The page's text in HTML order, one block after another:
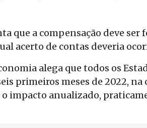
que a compensação deve ser
acerto de contas deveria
alega que todos os
primeiros meses de 2022, na
o impacto anualizado,